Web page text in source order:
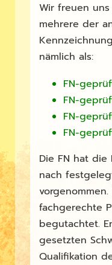
Wir freuen
mehrere der
nämlich als:
FN-
FN-
FN-
FN-
Die FN hat
nach
fachgerechte
begutachtet.
gesetzten
Qualifikation